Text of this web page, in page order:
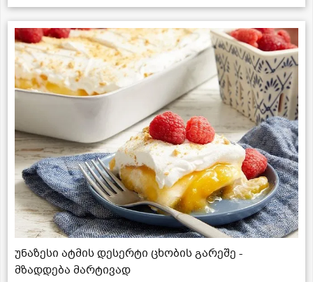
უნაზესი ატმის დესერტი ცხობის გარეშე -
მზადდება მარტივად